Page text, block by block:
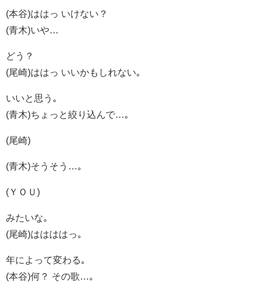
(本谷)ははっ いけない？
(青木)いや…
どう？
(尾崎)ははっ いいかもしれない｡
いいと思う｡
(青木)ちょっと絞り込んで…｡
(尾崎)
(青木)そうそう…｡
(ＹＯＵ)
みたいな｡
(尾崎)ははははっ｡
年によって変わる｡
(本谷)何？ その歌…｡